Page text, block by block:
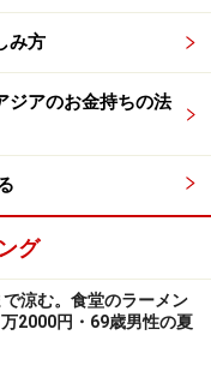
ンド客（で混雑して
ます。
同世代に向けてア
まり経験がない方な
どのものはありませ
すすめ」だと話して
年金生活など、皆
さい。エピソード
み方
ジアのお金持ちの法
グ
で涼む。食堂のラーメン
2000円・69歳男性の夏